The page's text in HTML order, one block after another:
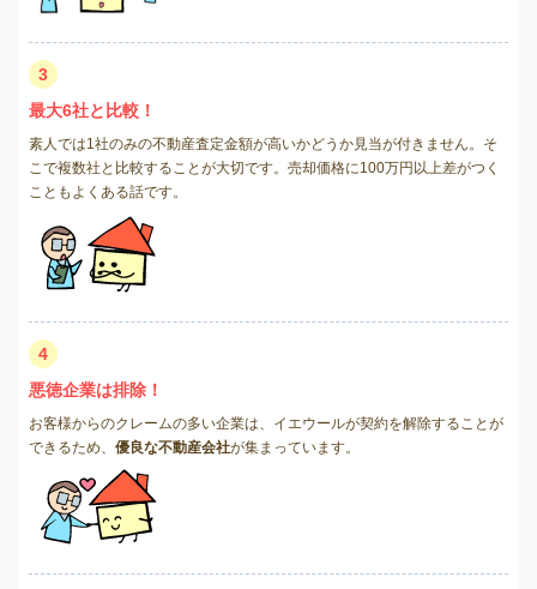
3
最大6社と比較！
素人では1社のみの不動産査定金額が高いかどうか見当が付きません。そ
こで複数社と比較することが大切です。売却価格に100万円以上差がつく
こともよくある話です。
4
悪徳企業は排除！
お客様からのクレームの多い企業は、イエウールが契約を解除することが
できるため、 優良な不動産会社が集まっています。